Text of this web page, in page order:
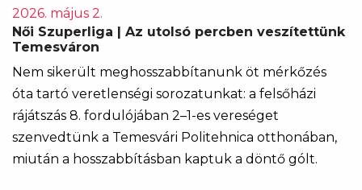
2026. május 2.
Női Szuperliga | Az utolsó percben veszítettünk
Temesváron
Nem sikerült meghosszabbítanunk öt mérkőzés
óta tartó veretlenségi sorozatunkat: a felsőházi
rájátszás 8. fordulójában 2–1-es vereséget
szenvedtünk a Temesvári Politehnica otthonában,
miután a hosszabbításban kaptuk a döntő gólt.